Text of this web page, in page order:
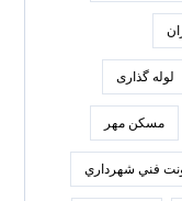
لوله گذاری
مسکن مهر
فني شهرداري